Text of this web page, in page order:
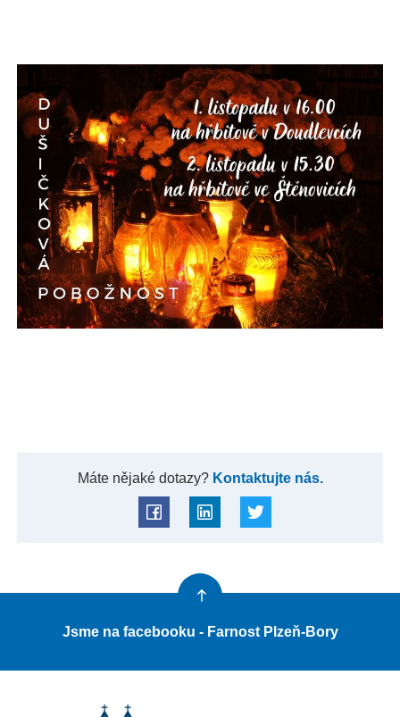
Máte nějaké dotazy?Kontaktujte nás.
Jsme na facebooku - Farnost Plzeň-Bory